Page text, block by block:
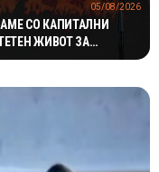
СО КАПИТАЛНИ
ЖИВОТ ЗА
05/08/2026